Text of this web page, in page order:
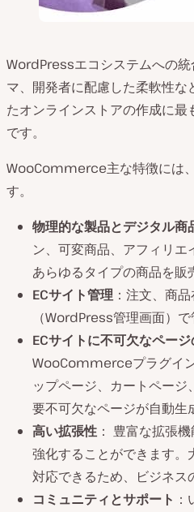
WordPressエコシステムへの統
マ、開発者に配慮した柔軟性
たオンラインストアの作成に
です。
WooCommerce主な特徴には
す。
物理的な製品とデジタル商
ン、可変商品、アフィリエ
あらゆるタイプの商品を販
ECサイト管理 ：注文、商
（WordPress管理画面）で
ECサイトに不可欠なペー
WooCommerceプラグイ
ップページ、カートペー
要不可欠なページが自動生
高い拡張性 ： 豊富な拡張
強化することができます。
対応できるため、ビジネス
コミュニティとサポート